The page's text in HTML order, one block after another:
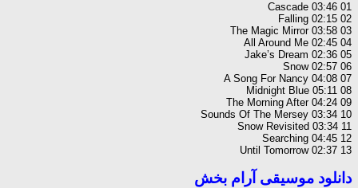
01 Cascade 03:46
02 Falling 02:15
03 The Magic Mirror 03:58
04 All Around Me 02:45
05 Jake’s Dream 02:36
06 Snow 02:57
07 A Song For Nancy 04:08
08 Midnight Blue 05:11
09 The Morning After 04:24
10 Sounds Of The Mersey 03:34
11 Snow Revisited 03:34
12 Searching 04:45
13 Until Tomorrow 02:37
دانلود موسیقی آرام بخش